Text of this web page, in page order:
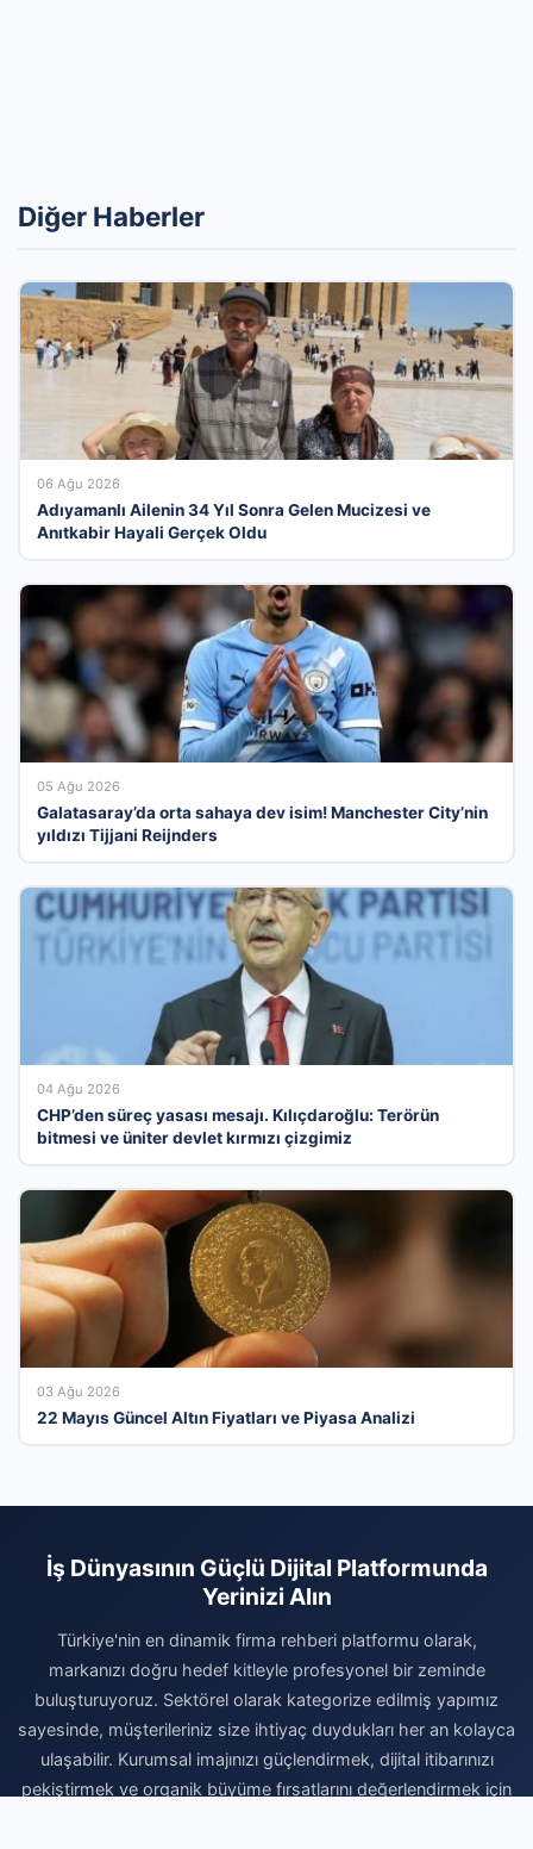
Diğer Haberler
06 Ağu 2026
Adıyamanlı Ailenin 34 Yıl Sonra Gelen Mucizesi ve
Anıtkabir Hayali Gerçek Oldu
05 Ağu 2026
Galatasaray’da orta sahaya dev isim! Manchester City’nin
yıldızı Tijjani Reijnders
04 Ağu 2026
CHP’den süreç yasası mesajı. Kılıçdaroğlu: Terörün
bitmesi ve üniter devlet kırmızı çizgimiz
03 Ağu 2026
22 Mayıs Güncel Altın Fiyatları ve Piyasa Analizi
İş Dünyasının Güçlü Dijital Platformunda
Yerinizi Alın
Türkiye'nin en dinamik firma rehberi platformu olarak,
markanızı doğru hedef kitleyle profesyonel bir zeminde
buluşturuyoruz. Sektörel olarak kategorize edilmiş yapımız
sayesinde, müşterileriniz size ihtiyaç duydukları her an kolayca
ulaşabilir. Kurumsal imajınızı güçlendirmek, dijital itibarınızı
pekiştirmek ve organik büyüme fırsatlarını değerlendirmek için